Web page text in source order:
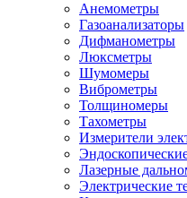
Анемометры
Газоанализаторы
Дифманометры
Люксметры
Шумомеры
Виброметры
Толщиномеры
Тахометры
Измерители
Лазерные
Электрические